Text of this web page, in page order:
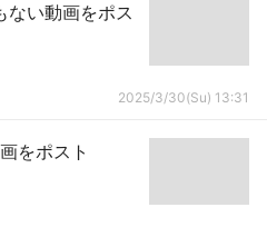
ない動画をポス
2025/3/30(Su) 13:31
をポスト